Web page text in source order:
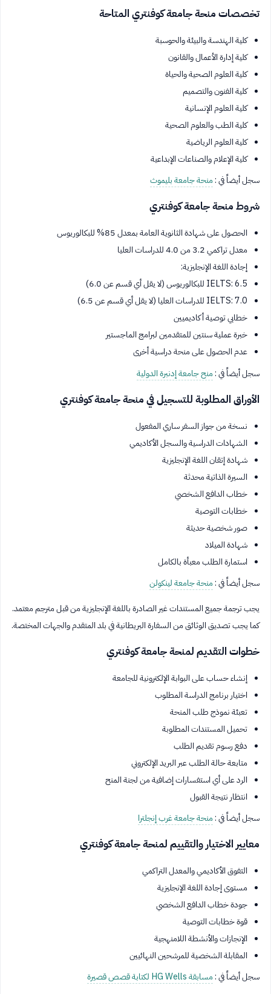
تخصصات منحة جامعة كوفنتري المتاحة
كلية الهندسة والبيئة والحوسبة
كلية إدارة الأعمال والقانون
كلية العلوم الصحية والحياة
كلية الفنون والتصميم
كلية العلوم الإنسانية
كلية الطب والعلوم الصحية
كلية العلوم الرياضية
كلية الإعلام والصناعات الإبداعية
سجل أيضاً في :منحة جامعة بليموث
شروط منحة جامعة كوفنتري
الحصول على شهادة الثانوية العامة بمعدل 85% للبكالوريوس
معدل تراكمي 3.2 من 4.0 للدراسات العليا
إجادة اللغة الإنجليزية:
IELTS: 6.5 للبكالوريوس (لا يقل أي قسم عن 6.0)
IELTS: 7.0 للدراسات العليا (لا يقل أي قسم عن 6.5)
خطابي توصية أكاديميين
خبرة عملية سنتين للمتقدمين لبرامج الماجستير
عدم الحصول على منحة دراسية أخرى
سجل أيضاً في :منح جامعة إدنبرة الدولية
الأوراق المطلوبة للتسجيل في منحة جامعة كوفنتري
نسخة من جواز السفر ساري المفعول
الشهادات الدراسية والسجل الأكاديمي
شهادة إتقان اللغة الإنجليزية
السيرة الذاتية محدثة
خطاب الدافع الشخصي
خطابات التوصية
صور شخصية حديثة
شهادة الميلاد
استمارة الطلب معبأة بالكامل
سجل أيضاً في :منحة جامعة لينكولن
يجب ترجمة جميع المستندات غير الصادرة باللغة الإنجليزية من قبل مترجم معتمد.
كما يجب تصديق الوثائق من السفارة البريطانية في بلد المتقدم والجهات المختصة.
خطوات التقديم لمنحة جامعة كوفنتري
إنشاء حساب على البوابة الإلكترونية للجامعة
اختيار برنامج الدراسة المطلوب
تعبئة نموذج طلب المنحة
تحميل المستندات المطلوبة
دفع رسوم تقديم الطلب
متابعة حالة الطلب عبر البريد الإلكتروني
الرد على أي استفسارات إضافية من لجنة المنح
انتظار نتيجة القبول
سجل أيضاً في :منحة جامعة غرب إنجلترا
معايير الاختيار والتقييم لمنحة جامعة كوفنتري
التفوق الأكاديمي والمعدل التراكمي
مستوى إجادة اللغة الإنجليزية
جودة خطاب الدافع الشخصي
قوة خطابات التوصية
الإنجازات والأنشطة اللامنهجية
المقابلة الشخصية للمرشحين النهائيين
سجل أيضاً في :مسابقة HG Wells لكتابة قصص قصيرة